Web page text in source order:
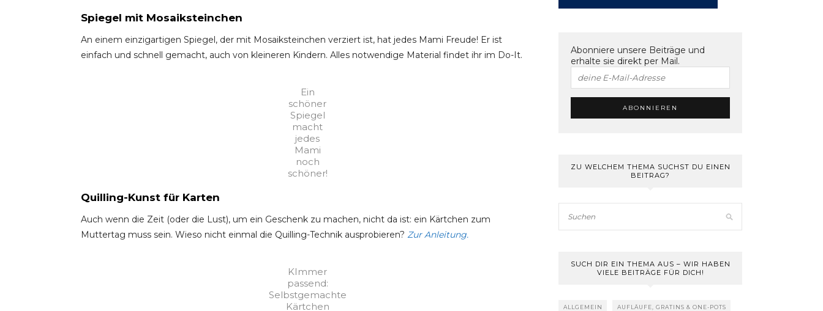
Spiegel mit Mosaiksteinchen
An einem einzigartigen Spiegel, der mit Mosaiksteinchen verziert ist, hat jedes Mami Freude! Er ist
einfach und schnell gemacht, auch von kleineren Kindern. Alles notwendige Material findet ihr im Do-It.
Ein
schöner
Spiegel
macht
jedes
Mami
noch
schöner!
Quilling-Kunst für Karten
Auch wenn die Zeit (oder die Lust), um ein Geschenk zu machen, nicht da ist: ein Kärtchen zum
Muttertag muss sein. Wieso nicht einmal die Quilling-Technik ausprobieren? Zur Anleitung.
KImmer
passend:
Selbstgemachte
Kärtchen
Abonniere unsere Beiträge und
erhalte sie direkt per Mail.
ZU WELCHEM THEMA SUCHST DU EINEN
BEITRAG?
SUCH DIR EIN THEMA AUS – WIR HABEN
VIELE BEITRÄGE FÜR DICH!
ALLGEMEIN AUFLÄUFE, GRATINS & ONE-POTS